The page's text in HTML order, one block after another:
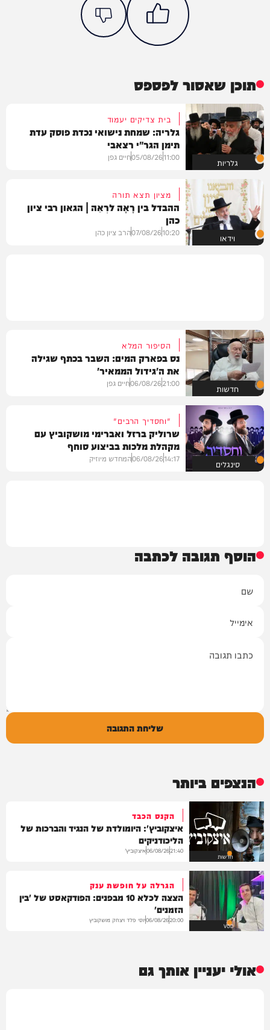
תוכן שאסור לפספס
גלריות
בית צדיקים יעמוד
גלריה: שמחת נישואי נכדת פוסק עדת
תימן הגר"י רצאבי
11:00
05/08/26חיים גפן
וידאו
מציון תצא תורה
ההבדל בין רָאָה לרְאֵה | הגאון רבי ציון
כהן
10:20
07/08/26הרב ציון כהן
חדשות
הסיפור המלא
נס בפארק המים: השבר בכתף שגילה
את ה'גידול הממאיר'
21:00
06/08/26חיים גפן
סינגלים
"וחסדיך הרבים"
שרוליק ברזל ואברימי מושקוביץ עם
מקהלת מלכות בביצוע סוחף
14:17
06/08/26המחדש מיוזיק
הוסף תגובה לכתבה
שליחת התגובה
הנצפים ביותר
חדשות
הקנס הכבד
איצקוביץ': היומולדת של הנגיד והברכות של
הליכודניקים
21:40
06/08/26איצקוביץ'
VOD
הגרלה על חופשת ענק
הצצה לכלא 10 מבפנים: הפודקאסט של 'בין
הזמנים'
20:00
06/08/26יוסי פלד ויצחק מושקוביץ
אולי יעניין אותך גם